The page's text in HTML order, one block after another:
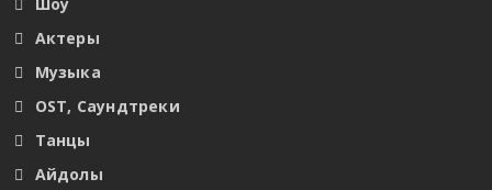
Актеры
Музыка
OST, Саундтреки
Танцы
Айдолы